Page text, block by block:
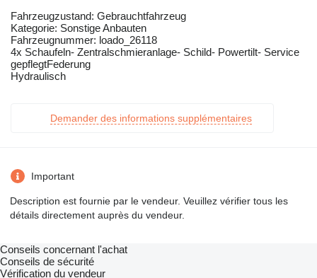
Fahrzeugzustand: Gebrauchtfahrzeug
Kategorie: Sonstige Anbauten
Fahrzeugnummer: loado_26118
4x Schaufeln- Zentralschmieranlage- Schild- Powertilt- Service
gepflegtFederung
Hydraulisch
Demander des informations supplémentaires
Important
Description est fournie par le vendeur. Veuillez vérifier tous les
détails directement auprès du vendeur.
Conseils concernant l'achat
Conseils de sécurité
Vérification du vendeur